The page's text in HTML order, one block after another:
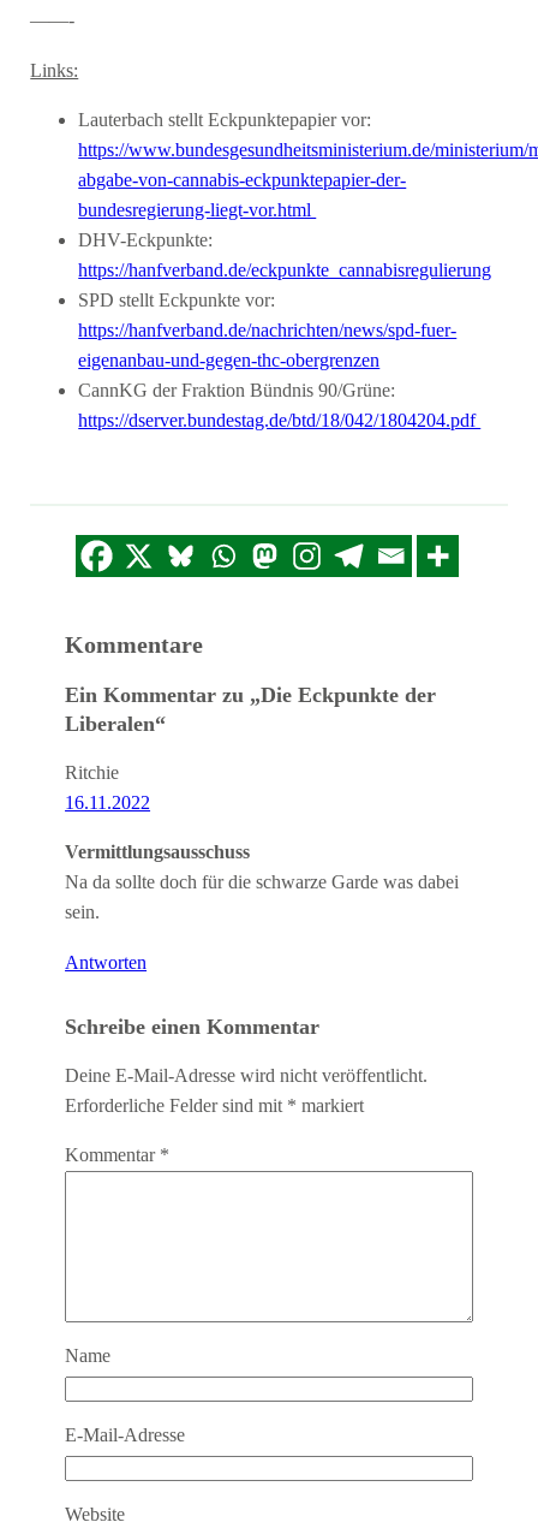
——-
Links:
Lauterbach stellt Eckpunktepapier vor:
https://www.bundesgesundheitsministerium.de/
abgabe-von-cannabis-eckpunktepapier-der-
bundesregierung-liegt-vor.html
DHV-Eckpunkte:
https://hanfverband.de/eckpunkte_cannabisregulierung
SPD stellt Eckpunkte vor:
https://hanfverband.de/nachrichten/news/spd-fuer-
eigenanbau-und-gegen-thc-obergrenzen
CannKG der Fraktion Bündnis 90/Grüne:
https://dserver.bundestag.de/btd/18/042/1804204.pdf
Kommentare
Ein Kommentar zu „Die Eckpunkte der
Liberalen“
Ritchie
16.11.2022
Vermittlungsausschuss
Na da sollte doch für die schwarze Garde was dabei
sein.
Antworten
Schreibe einen Kommentar
Deine E-Mail-Adresse wird nicht veröffentlicht.
Erforderliche Felder sind mit * markiert
Kommentar *
Name
E-Mail-Adresse
Website